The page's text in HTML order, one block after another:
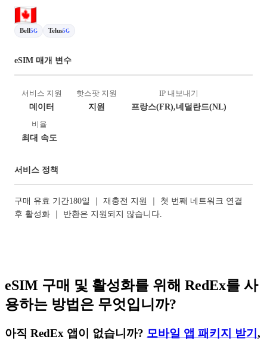
Bell5G Telus5G
eSIM 매개 변수
서비스 지원
데이터
핫스팟 지원
지원
IP 내보내기
프랑스(FR),네덜란드(NL)
비율
최대 속도
서비스 정책
구매 유효 기간180일 ｜ 재충전 지원 ｜ 첫 번째 네트워크 연결
후 활성화 ｜ 반환은 지원되지 않습니다.
eSIM 구매 및 활성화를 위해 RedEx를 사
용하는 방법은 무엇입니까?
아직 RedEx 앱이 없습니까? 모바일 앱 패키지 받기 ,